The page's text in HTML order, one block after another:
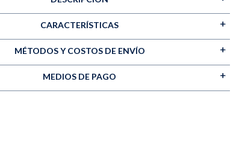
CARACTERÍSTICAS
MÉTODOS Y COSTOS DE ENVÍO
MEDIOS DE PAGO